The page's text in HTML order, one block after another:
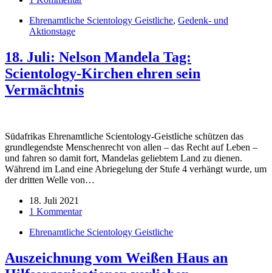
Ehrenamtliche Scientology Geistliche, Gedenk- und
Aktionstage
18. Juli: Nelson Mandela Tag:
Scientology-Kirchen ehren sein
Vermächtnis
Südafrikas Ehrenamtliche Scientology-Geistliche schützen das
grundlegendste Menschenrecht von allen – das Recht auf Leben –
und fahren so damit fort, Mandelas geliebtem Land zu dienen.
Während im Land eine Abriegelung der Stufe 4 verhängt wurde, um
der dritten Welle von…
18. Juli 2021
1 Kommentar
Ehrenamtliche Scientology Geistliche
Auszeichnung vom Weißen Haus an